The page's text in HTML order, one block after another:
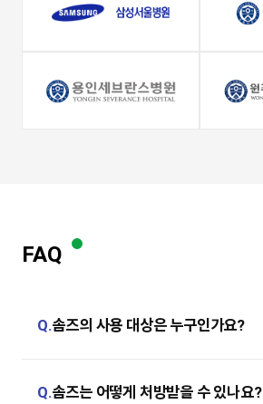
FAQ
Q.솜즈의 사용 대상은 누구인가요?
Q.솜즈는 어떻게 처방받을 수 있나요?